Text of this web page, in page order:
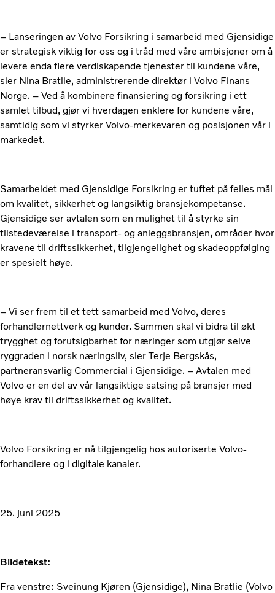
– Lanseringen av Volvo Forsikring i samarbeid med Gjensidige
er strategisk viktig for oss og i tråd med våre ambisjoner om å
levere enda flere verdiskapende tjenester til kundene våre,
sier Nina Bratlie, administrerende direktør i Volvo Finans
Norge. – Ved å kombinere finansiering og forsikring i ett
samlet tilbud, gjør vi hverdagen enklere for kundene våre,
samtidig som vi styrker Volvo-merkevaren og posisjonen vår i
markedet.
Samarbeidet med Gjensidige Forsikring er tuftet på felles mål
om kvalitet, sikkerhet og langsiktig bransjekompetanse.
Gjensidige ser avtalen som en mulighet til å styrke sin
tilstedeværelse i transport- og anleggsbransjen, områder hvor
kravene til driftssikkerhet, tilgjengelighet og skadeoppfølging
er spesielt høye.
– Vi ser frem til et tett samarbeid med Volvo, deres
forhandlernettverk og kunder. Sammen skal vi bidra til økt
trygghet og forutsigbarhet for næringer som utgjør selve
ryggraden i norsk næringsliv, sier Terje Bergskås,
partneransvarlig Commercial i Gjensidige. – Avtalen med
Volvo er en del av vår langsiktige satsing på bransjer med
høye krav til driftssikkerhet og kvalitet.
Volvo Forsikring er nå tilgjengelig hos autoriserte Volvo-
forhandlere og i digitale kanaler.
25. juni 2025
Bildetekst:
Fra venstre: Sveinung Kjøren (Gjensidige), Nina Bratlie (Volvo